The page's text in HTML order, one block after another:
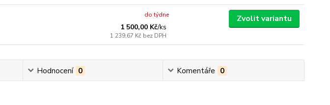
1 500,00 Kč/ks
1 239,67 Kč bez DPH
do týdne Zvolit variantu
Hodnocení 0 Komentáře 0